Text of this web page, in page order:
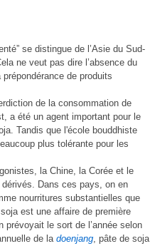
se distingue de l’Asie du Sud-
ne veut pas dire l’absence du
de produits
de la consommation de
a été un agent important pour le
Tandis que l'école bouddhiste
plus tolérante pour les
la Chine, la Corée et le
Dans ces pays, on en
nourritures substantielles que
est une affaire de première
prévoyait le sort de l’année selon
de la doenjang, pâte de soja